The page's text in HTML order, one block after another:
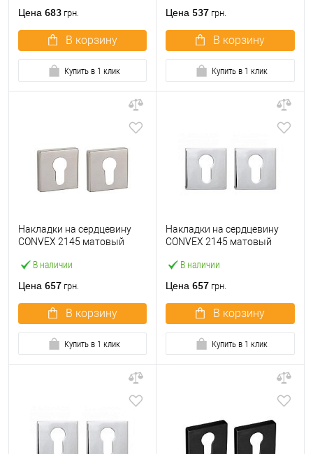
Цена 683 грн.
В корзину
Купить в 1 клик
Цена 537 грн.
В корзину
Купить в 1 клик
В наличии
Накладки на сердцевину
CONVEX 2145 матовый
Цена 657 грн.
В корзину
Купить в 1 клик
В наличии
Накладки на сердцевину
CONVEX 2145 матовый
Цена 657 грн.
В корзину
Купить в 1 клик